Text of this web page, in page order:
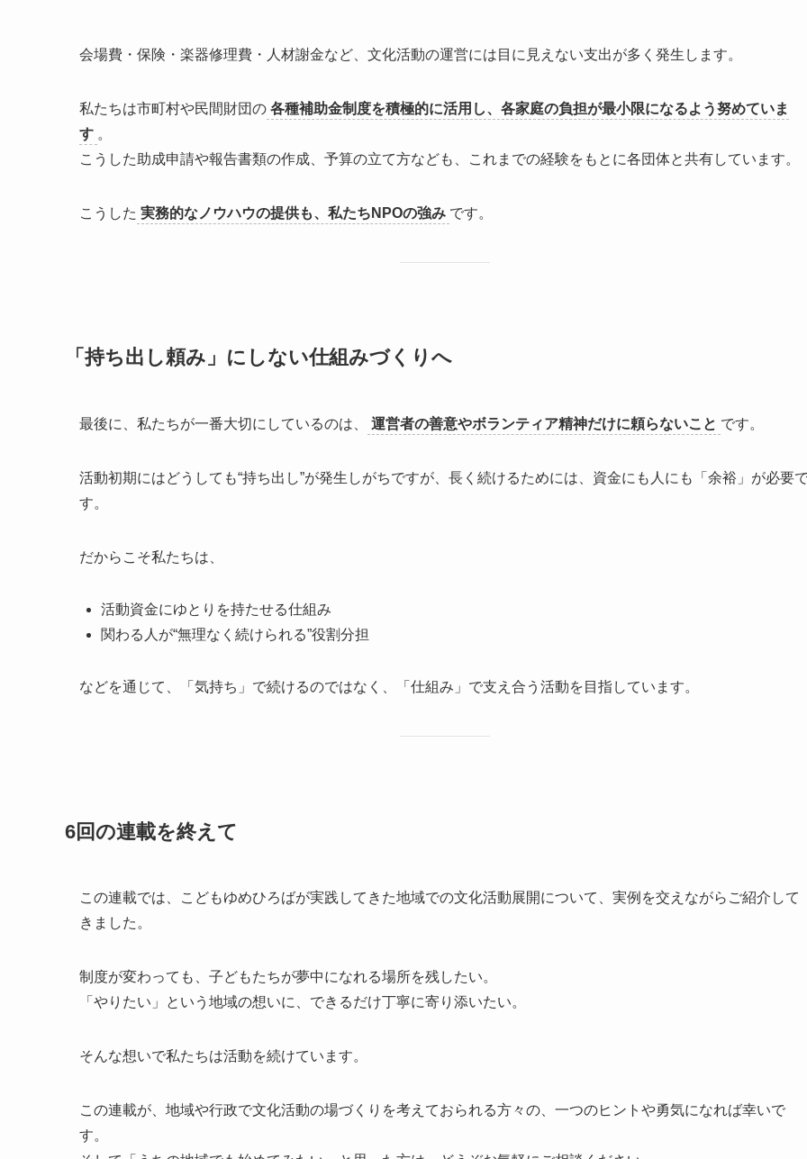
会場費・保険・楽器修理費・人材謝金など、文化活動の運営には目に見えない支出が多く発生します。
私たちは市町村や民間財団の 各種補助金制度を積極的に活用し、各家庭の負担が最小限になるよう努めていま
す 。
こうした助成申請や報告書類の作成、予算の立て方なども、これまでの経験をもとに各団体と共有しています。
こうした 実務的なノウハウの提供も、私たちNPOの強み です。
「持ち出し頼み」にしない仕組みづくりへ
最後に、私たちが一番大切にしているのは、 運営者の善意やボランティア精神だけに頼らないこと です。
活動初期にはどうしても“持ち出し”が発生しがちですが、長く続けるためには、資金にも人にも「余裕」が必要
す。
だからこそ私たちは、
活動資金にゆとりを持たせる仕組み
関わる人が“無理なく続けられる”役割分担
などを通じて、「気持ち」で続けるのではなく、「仕組み」で支え合う活動を目指しています。
6回の連載を終えて
この連載では、こどもゆめひろばが実践してきた地域での文化活動展開について、実例を交えながらご紹介して
きました。
制度が変わっても、子どもたちが夢中になれる場所を残したい。
「やりたい」という地域の想いに、できるだけ丁寧に寄り添いたい。
そんな想いで私たちは活動を続けています。
この連載が、地域や行政で文化活動の場づくりを考えておられる方々の、一つのヒントや勇気になれば幸いで
す。